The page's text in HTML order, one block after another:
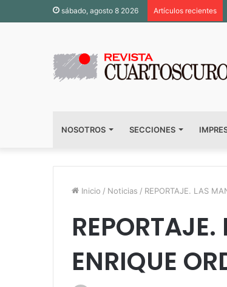
sábado, agosto 8 2026 Artículos recientes
NOSOTROS SECCIONES
Inicio / Noticias / REPORTAJE. LAS
ENRIQUE